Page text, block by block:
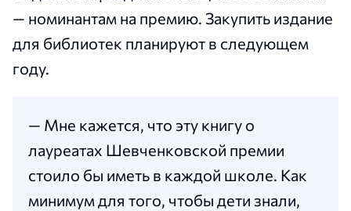
— номинантам на премию. Закупить издание
для библиотек планируют в следующем
году.
— Мне кажется, что эту книгу о
лауреатах Шевченковской премии
стоило бы иметь в каждой школе. Как
минимум для того, чтобы дети знали,